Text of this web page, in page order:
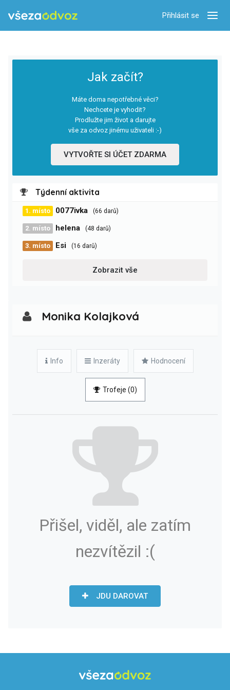
Přihlásit se
Jak začít?
Máte doma nepotřebné věci?
Nechcete je vyhodit?
Prodlužte jim život a darujte
vše za odvoz jinému uživateli :-)
VYTVOŘTE SI ÚČET ZDARMA
Týdenní aktivita
1. místo 0077ivka (66 darů)
2. místo helena (48 darů)
3. místo Esi (16 darů)
Zobrazit vše
Monika Kolajková
Info Inzeráty Hodnocení
Trofeje (0)
Přišel, viděl, ale zatím
nezvítězil :(
JDU DAROVAT